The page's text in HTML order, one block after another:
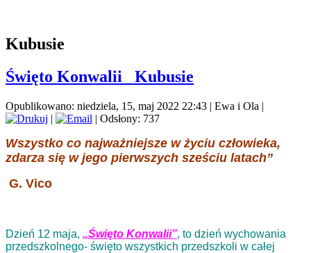
Kubusie
Święto Konwalii_ Kubusie
Opublikowano: niedziela, 15, maj 2022 22:43 | Ewa i Ola |
|
| Odsłony: 737
Wszystko co najważniejsze w życiu człowieka,
zdarza się w jego pierwszych sześciu latach”
G. Vico
Dzień 12 maja, „Święto Konwalii”, to dzień wychowania
przedszkolnego- święto wszystkich przedszkoli w całej